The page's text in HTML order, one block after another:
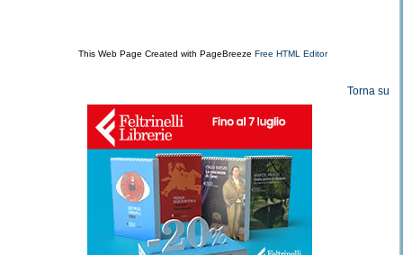
This Web Page Created with PageBreezeFree HTML Editor
Torna su